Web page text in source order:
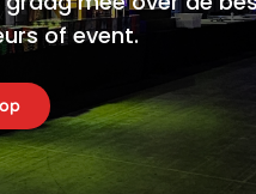
of event.